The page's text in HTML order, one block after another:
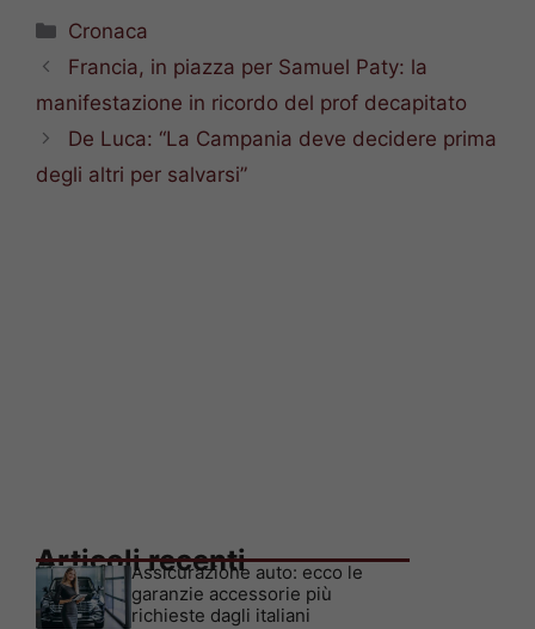
Categorie
Cronaca
Francia, in piazza per Samuel Paty: la
manifestazione in ricordo del prof decapitato
De Luca: “La Campania deve decidere prima
degli altri per salvarsi”
Articoli recenti
Assicurazione auto: ecco le
garanzie accessorie più
richieste dagli italiani